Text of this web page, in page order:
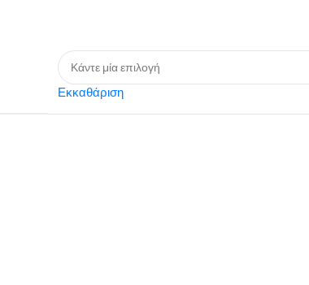
Εκκαθάριση